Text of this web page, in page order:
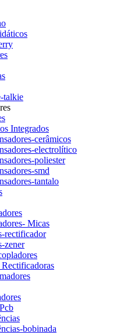
talkie
Integrados
cerâmicos
electrolítico
poliester
smd
tantalo
Micas
rectificador
zener
Rectificadoras
bobinada